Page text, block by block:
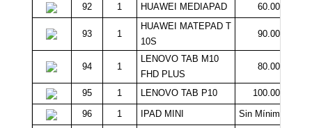
92 1 HUAWEI MEDIAPAD 60.000
93 1
HUAWEI MATEPAD T
10S
90.000
94 1
LENOVO TAB M10
FHD PLUS
80.000
95 1 LENOVO TAB P10
100.000
96
1 IPAD MINI
Sin Mínimo